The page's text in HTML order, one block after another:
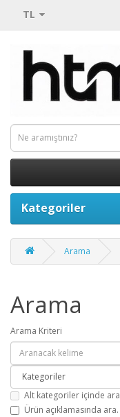
TL
Kategoriler
Arama
Arama
Arama Kriteri
Alt kategoriler içinde ara
Ürün açıklamasında ara.